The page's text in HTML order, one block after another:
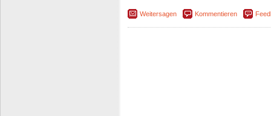
Weitersagen Kommentieren